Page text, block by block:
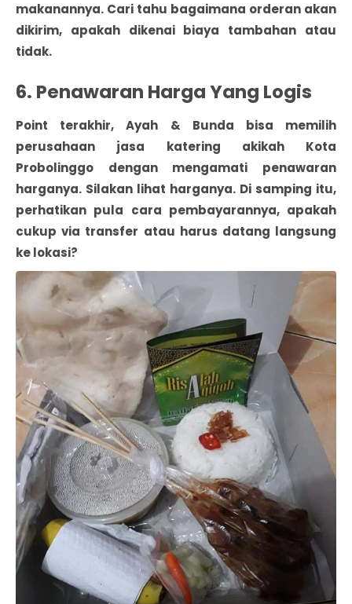
makanannya. Cari tahu bagaimana orderan akan
dikirim, apakah dikenai biaya tambahan atau
tidak.
6. Penawaran Harga Yang Logis
Point terakhir, Ayah & Bunda bisa memilih
perusahaan jasa katering akikah Kota
Probolinggo dengan mengamati penawaran
harganya. Silakan lihat harganya. Di samping itu,
perhatikan pula cara pembayarannya, apakah
cukup via transfer atau harus datang langsung
ke lokasi?